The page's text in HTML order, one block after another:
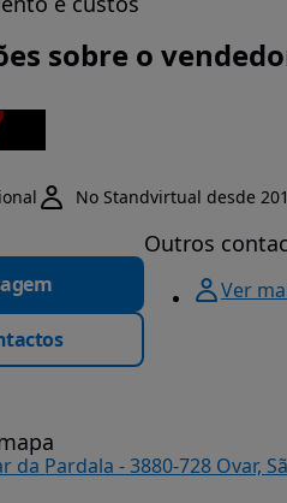
sobre o
No Standvirtual desde
Outros
Ver
da Pardala - 3880-728 Ovar,